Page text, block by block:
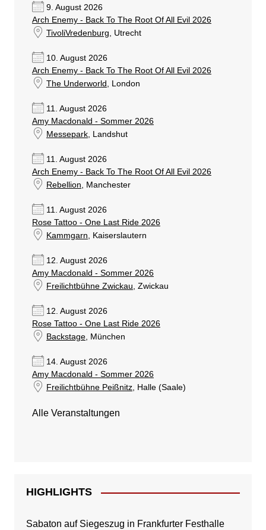
9. August 2026
Arch Enemy - Back To The Root Of All Evil 2026
TivoliVredenburg, Utrecht
10. August 2026
Arch Enemy - Back To The Root Of All Evil 2026
The Underworld , London
11. August 2026
Amy Macdonald - Sommer 2026
Messepark, Landshut
11. August 2026
Arch Enemy - Back To The Root Of All Evil 2026
Rebellion, Manchester
11. August 2026
Rose Tattoo - One Last Ride 2026
Kammgarn, Kaiserslautern
12. August 2026
Amy Macdonald - Sommer 2026
Freilichtbühne Zwickau, Zwickau
12. August 2026
Rose Tattoo - One Last Ride 2026
Backstage, München
14. August 2026
Amy Macdonald - Sommer 2026
Freilichtbühne Peißnitz, Halle (Saale)
Alle Veranstaltungen
HIGHLIGHTS
Sabaton auf Siegeszug in Frankfurter Festhalle